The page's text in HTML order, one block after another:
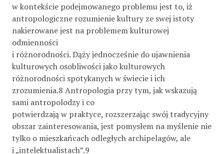
w kontekście podejmowanego problemu jest to, iż
antropologiczne rozumienie kultury ze swej istoty
nakierowane jest na problemem kulturowej
odmienności
i różnorodności. Dąży jednocześnie do ujawnienia
kulturowych osobliwości jako kulturowych
różnorodności spotykanych w świecie i ich
zrozumienia.8 Antropologia przy tym, jak wskazują
sami antropolodzy i co
potwierdzają w praktyce, rozszerzając swój tradycyjny
obszar zainteresowania, jest pomysłem na myślenie nie
tylko o mieszkańcach odległych archipelagów, ale
i „intelektualistach”.9